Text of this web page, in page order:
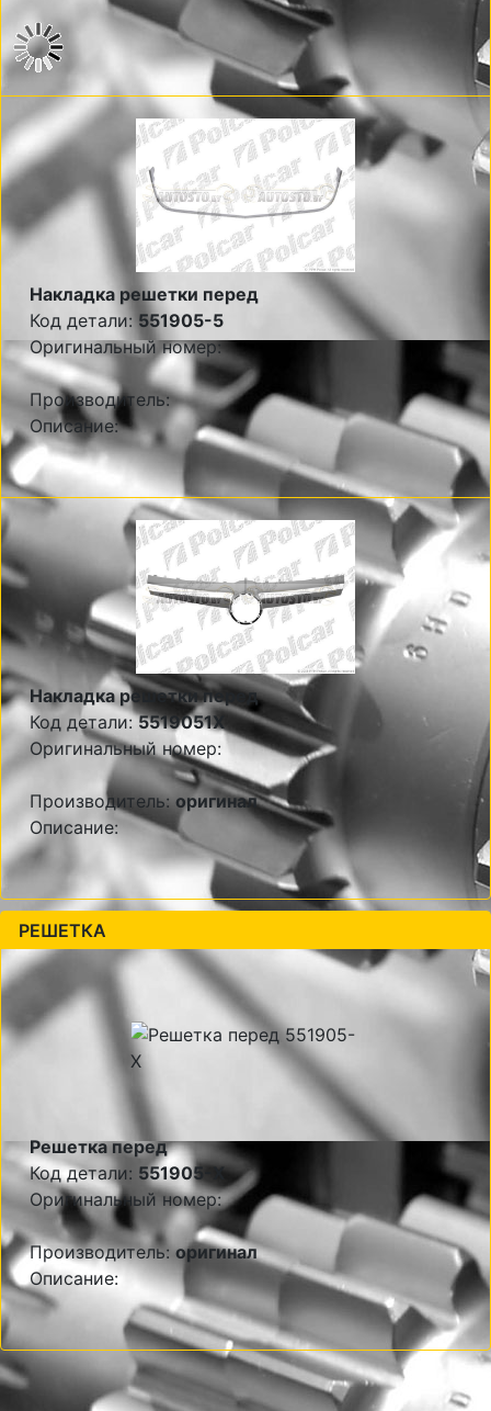
Накладка решетки перед
Код детали: 551905-5
Оригинальный номер:
Производитель:
Описание:
Накладка решетки перед
Код детали:5519051X
Оригинальный номер:
Производитель:оригинал
Описание:
РЕШЕТКА
Решетка перед
Код детали: 551905-X
Оригинальный номер:
Производитель:оригинал
Описание: